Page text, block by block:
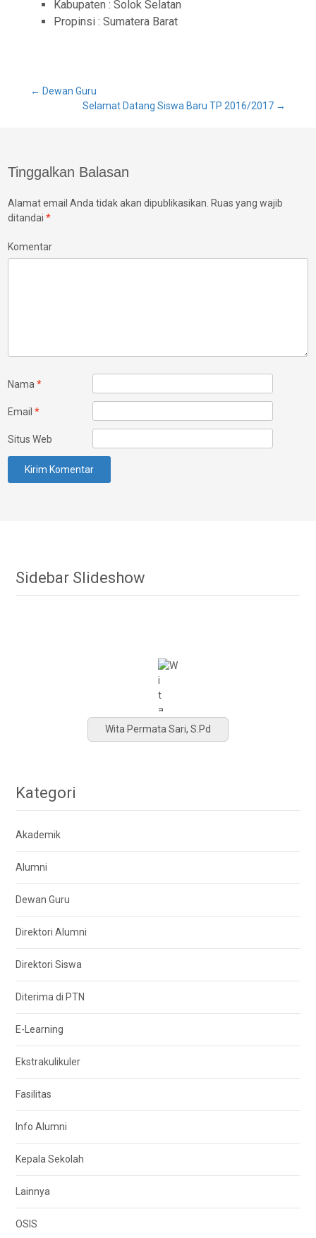
Kabupaten : Solok Selatan
Propinsi : Sumatera Barat
Post
← Dewan Guru
Selamat Datang Siswa Baru TP 2016/2017 →
Tinggalkan Balasan
Alamat email Anda tidak akan dipublikasikan. Ruas yang wajib
ditandai*
Komentar
Nama*
Email*
Situs Web
Sidebar Slideshow
Wita Permata Sari, S.Pd
Kategori
Akademik
Alumni
Dewan Guru
Direktori Alumni
Direktori Siswa
Diterima di PTN
E-Learning
Ekstrakulikuler
Fasilitas
Info Alumni
Kepala Sekolah
Lainnya
OSIS